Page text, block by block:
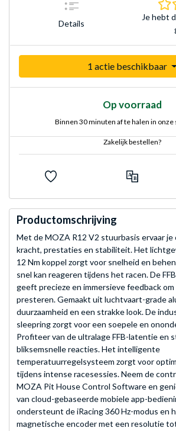
Details
Je hebt
1 actie beschikbaar
Op voorraad
Binnen 30 minuten af te halen in
Zakelijk bestellen?
Productomschrijving
Met de MOZA R12 V2 stuurbasis ervaar je
kracht, prestaties en stabiliteit. Het
12 Nm koppel zorgt voor snelheid en
snel kan reageren tijdens het racen. De
geeft precieze en immersieve feedback
presteren. Gemaakt uit luchtvaart-grade
duurzaamheid en een strakke look. De
sleepring zorgt voor een soepele en
Profiteer van de ultralage FFB-latentie en
bliksemsnelle reacties. Het intelligente
temperatuurregelsysteem zorgt voor
tijdens intense racesessies. Neem de
MOZA Pit House Control Software en
van cloud-gebaseerde mobiele app-
ondersteunt de iRacing 360 Hz-modus en
magnetische encoder met een resolutie